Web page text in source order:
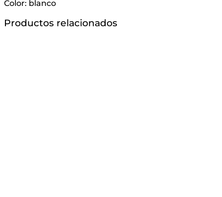
Color: blanco
Productos relacionados